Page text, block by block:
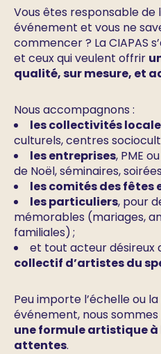
Vous êtes responsable de
événement et vous ne
commencer ? La CIAPAS
et ceux qui veulent offrir
qualité, sur mesure, et
Nous accompagnons :
les collectivités
culturels, centres
les entreprises, PME
de Noël, séminaires,
les comités des fêtes
les particuliers, pour
mémorables (mariages,
familiales) ;
et tout acteur désireux
collectif d’artistes du
Peu importe l’échelle ou
événement, nous
une formule artistique à
attentes.